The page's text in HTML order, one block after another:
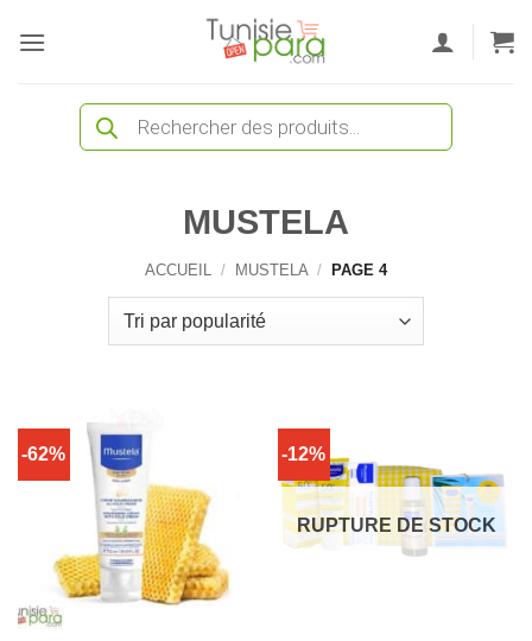
Recherche
produits
MUSTELA
ACCUEIL / MUSTELA / PAGE 4
-62% -12%
RUPTURE DE STOCK